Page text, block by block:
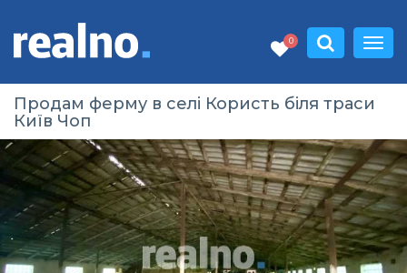
0
Продам ферму в селі Користь біля траси
Київ Чоп